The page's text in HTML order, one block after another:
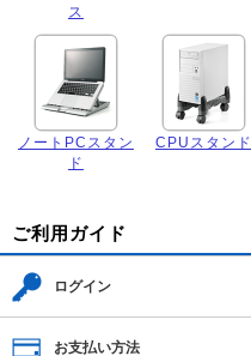
ス
ノートPCスタン
ド
CPUスタンド
ご利用ガイド
ログイン
お支払い方法